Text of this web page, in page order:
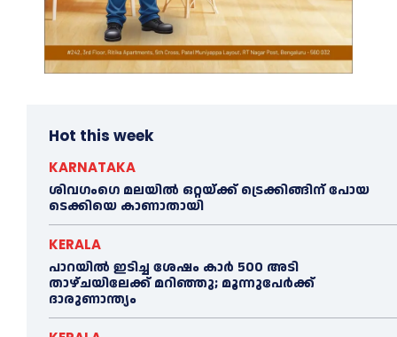
Hot this week
KARNATAKA
ശിവഗംഗെ മലയിൽ ഒറ്റയ്ക്ക് ട്രെക്കിങ്ങിന് പോയ
ടെക്കിയെ കാണാതായി
KERALA
പാറയിൽ ഇടിച്ച ശേഷം കാർ 500 അടി
താഴ്ചയിലേക്ക് മറിഞ്ഞു; മൂന്നുപേർക്ക്
ദാരുണാന്ത്യം